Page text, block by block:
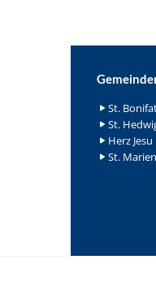
St.
St.
Herz Jesu
St.